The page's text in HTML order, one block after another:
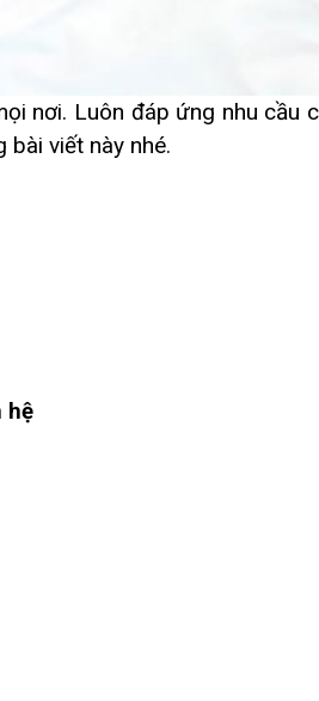
nơi. Luôn đáp ứng nhu cầu
bài viết này nhé.
hệ